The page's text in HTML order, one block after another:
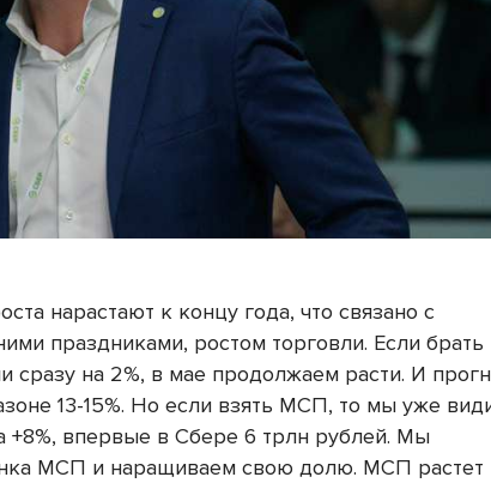
нарастают к концу года, что связано с
праздниками, ростом торговли. Если брать
сразу на 2%, в мае продолжаем расти. И
13-15%. Но если взять МСП, то мы уже
+8%, впервые в Сбере 6 трлн рублей. Мы
МСП и наращиваем свою долю. МСП растет